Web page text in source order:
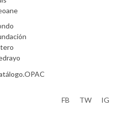
FB TW IG